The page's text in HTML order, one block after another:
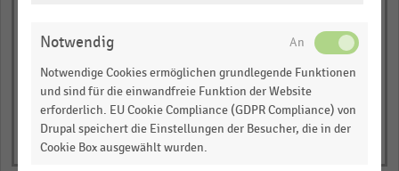
Millionen
US-
Dollar.
Range:
interactive
Notwendig
Notwendige Cookies ermöglichen grundlegende Funktionen
und sind für die einwandfreie Funktion der Website
erforderlich. EU Cookie Compliance (GDPR Compliance) von
Drupal speichert die Einstellungen der Besucher, die in der
Cookie Box ausgewählt wurden.